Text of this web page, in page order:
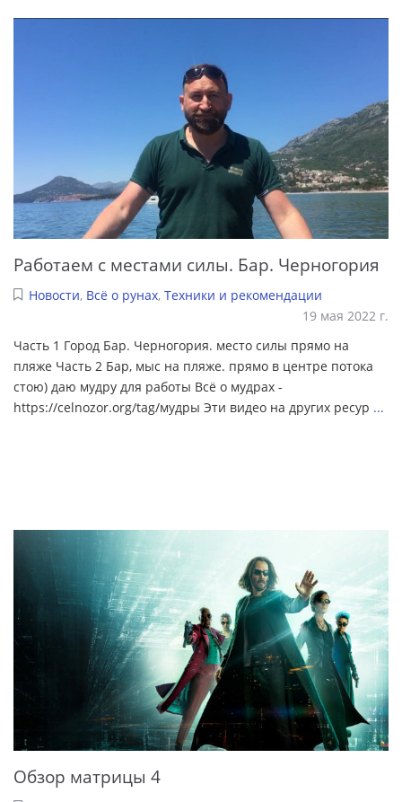
Работаем с местами силы. Бар. Черногория
Новости, Всё о рунах, Техники и рекомендации
19 мая 2022 г.
Часть 1 Город Бар. Черногория. место силы прямо на
пляже Часть 2 Бар, мыс на пляже. прямо в центре потока
стою) даю мудру для работы Всё о мудрах -
https://celnozor.org/tag/мудры Эти видео на других ресур ...
Обзор матрицы 4